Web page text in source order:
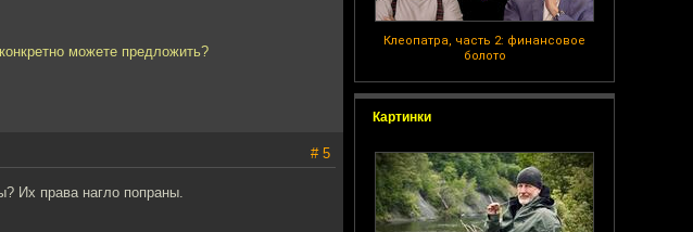
Клеопатра, часть 2: финансовое
болото
Картинки
можете предложить?
# 5
Их права нагло попраны.